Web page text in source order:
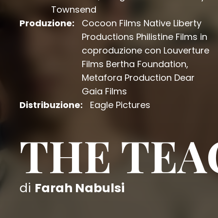
Townsend
Produzione:
Cocoon Films Native Liberty
Productions Philistine Films in
coproduzione con Louverture
Films Bertha Foundation,
Metafora Production Dear
Gaia Films
Distribuzione:
Eagle Pictures
THE
di Farah Nabulsi